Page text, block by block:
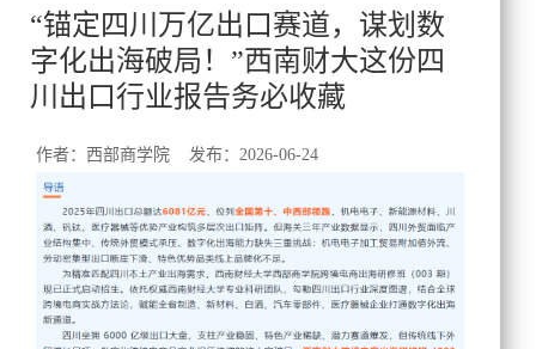
“锚定四川万亿出口赛道，谋划数
字化出海破局！”西南财大这份四
川出口行业报告务必收藏
作者：西部商学院 发布：2026-06-24